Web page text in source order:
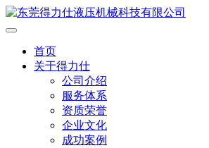
首页
关于得力仕
公司介绍
服务体系
资质荣誉
企业文化
成功案例